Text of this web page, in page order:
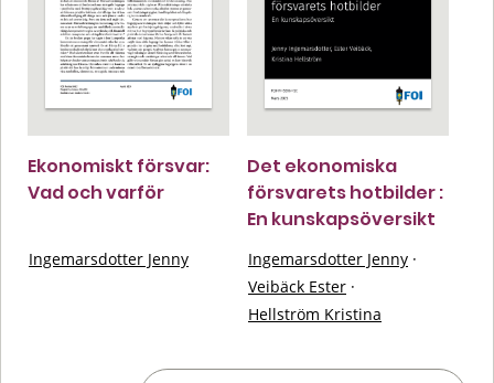
Ekonomiskt försvar:
Vad och varför
Ingemarsdotter Jenny
Det ekonomiska
försvarets hotbilder :
En kunskapsöversikt
Ingemarsdotter Jenny ·
Veibäck Ester ·
Hellström Kristina